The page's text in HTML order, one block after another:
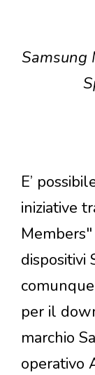
Samsung
E’
iniziative
dispositivi
per il
marchio
operativo